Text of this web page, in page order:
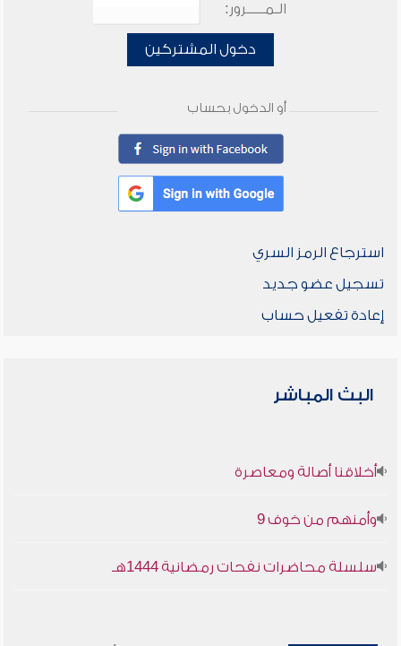
الـمـــــرور:
دخول المشتركين
أو الدخول بحساب
استرجاع الرمز السري
تسجيل عضو جديد
إعادة تفعيل حساب
البث المباشر
أخلاقنا أصالة ومعاصرة
وأمنهم من خوف 9
سلسلة محاضرات نفحات رمضانية 1444هـ